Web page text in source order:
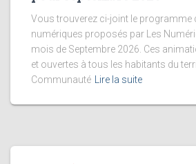
Vous trouverez ci-joint le programme
numériques proposés par Les
mois de Septembre 2026. Ces
et ouvertes à tous les habitants du
Communauté
Lire la suite